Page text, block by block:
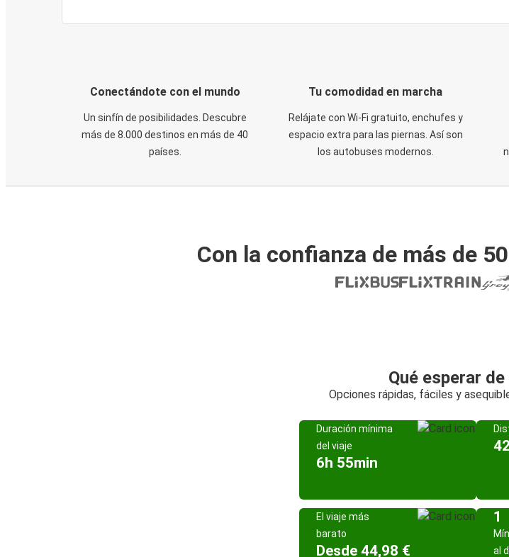
Conectándote con el mundo
Un sinfín de posibilidades. Descubre
más de 8.000 destinos en más de 40
países.
Tu comodidad en marcha
Relájate con Wi-Fi gratuito, enchufes y
espacio extra para las piernas. Así son
los autobuses modernos.
Con la confianza de más de
Qué esperar
Opciones rápidas, fáciles y
Duración mínima
del viaje
6h 55min
El viaje más
barato
Desde 44,98 €
1
al